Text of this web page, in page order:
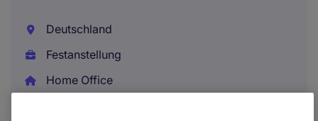
Deutschland
Festanstellung
Home Office